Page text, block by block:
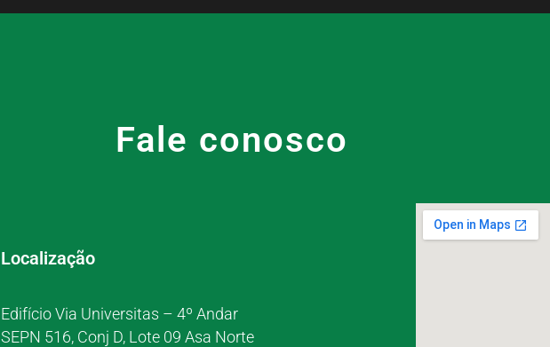
Fale conosco
Localização
Edifício Via Universitas – 4º Andar
SEPN 516, Conj D, Lote 09 Asa Norte